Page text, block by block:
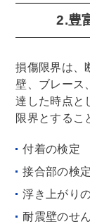
2.豊
損傷限界は、
壁、ブレース
達した時点と
限界とするこ
付着の検定
接合部の検定
浮き上がり
耐震壁のせ